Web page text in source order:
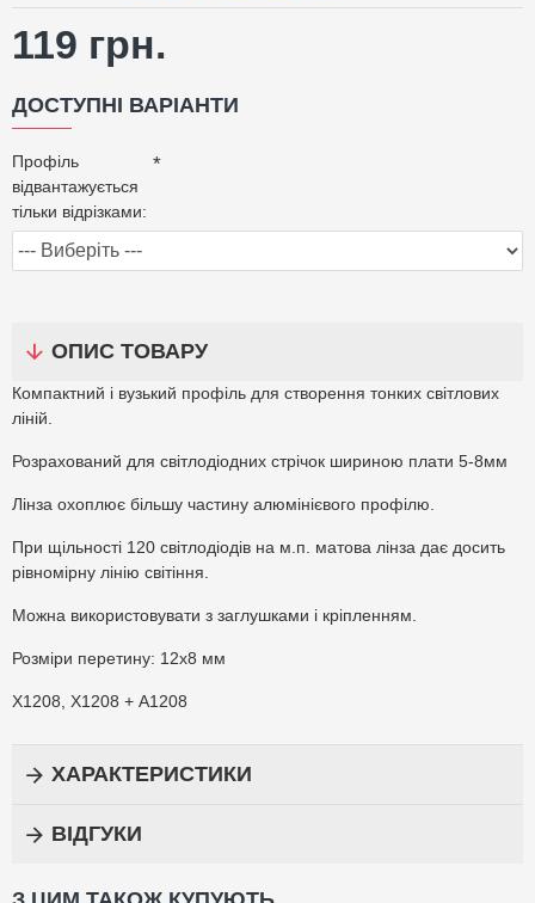
119 грн.
ДОСТУПНІ ВАРІАНТИ
Профіль
відвантажується
тільки відрізками:
ОПИС ТОВАРУ
Компактний і вузький профіль для створення тонких світлових
ліній.
Розрахований для світлодіодних стрічок шириною плати 5-8мм
Лінза охоплює більшу частину алюмінієвого профілю.
При щільності 120 світлодіодів на м.п. матова лінза дає досить
рівномірну лінію світіння.
Можна використовувати з заглушками і кріпленням.
Розміри перетину: 12х8 мм
Х1208, Х1208 + А1208
ХАРАКТЕРИСТИКИ
ВІДГУКИ